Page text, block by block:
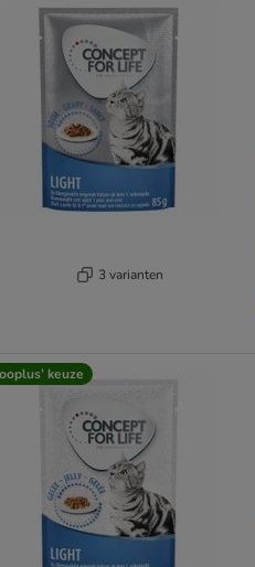
3 varianten
keuze